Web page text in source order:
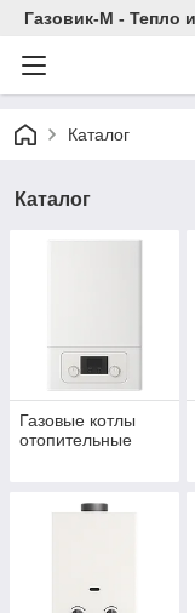
Газовик-М - Тепло
Каталог
Каталог
Газовые котлы
отопительные